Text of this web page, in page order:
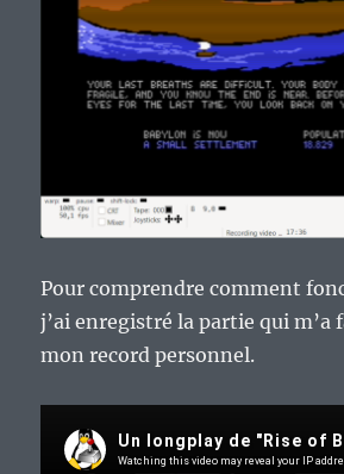
Pour comprendre comment
j’ai enregistré la partie qui m’a
mon record personnel.